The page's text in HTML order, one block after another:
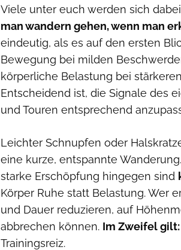
Viele unter euch werden sich
man wandern gehen, wenn man
eindeutig, als es auf den ersten
Bewegung bei milden
körperliche Belastung bei
Entscheidend ist, die Signale des
und Touren entsprechend
Leichter Schnupfen oder
eine kurze, entspannte
starke Erschöpfung hingegen sind
Körper Ruhe statt Belastung. Wer
und Dauer reduzieren, auf
abbrechen können. Im Zweifel gilt:
Trainingsreiz.